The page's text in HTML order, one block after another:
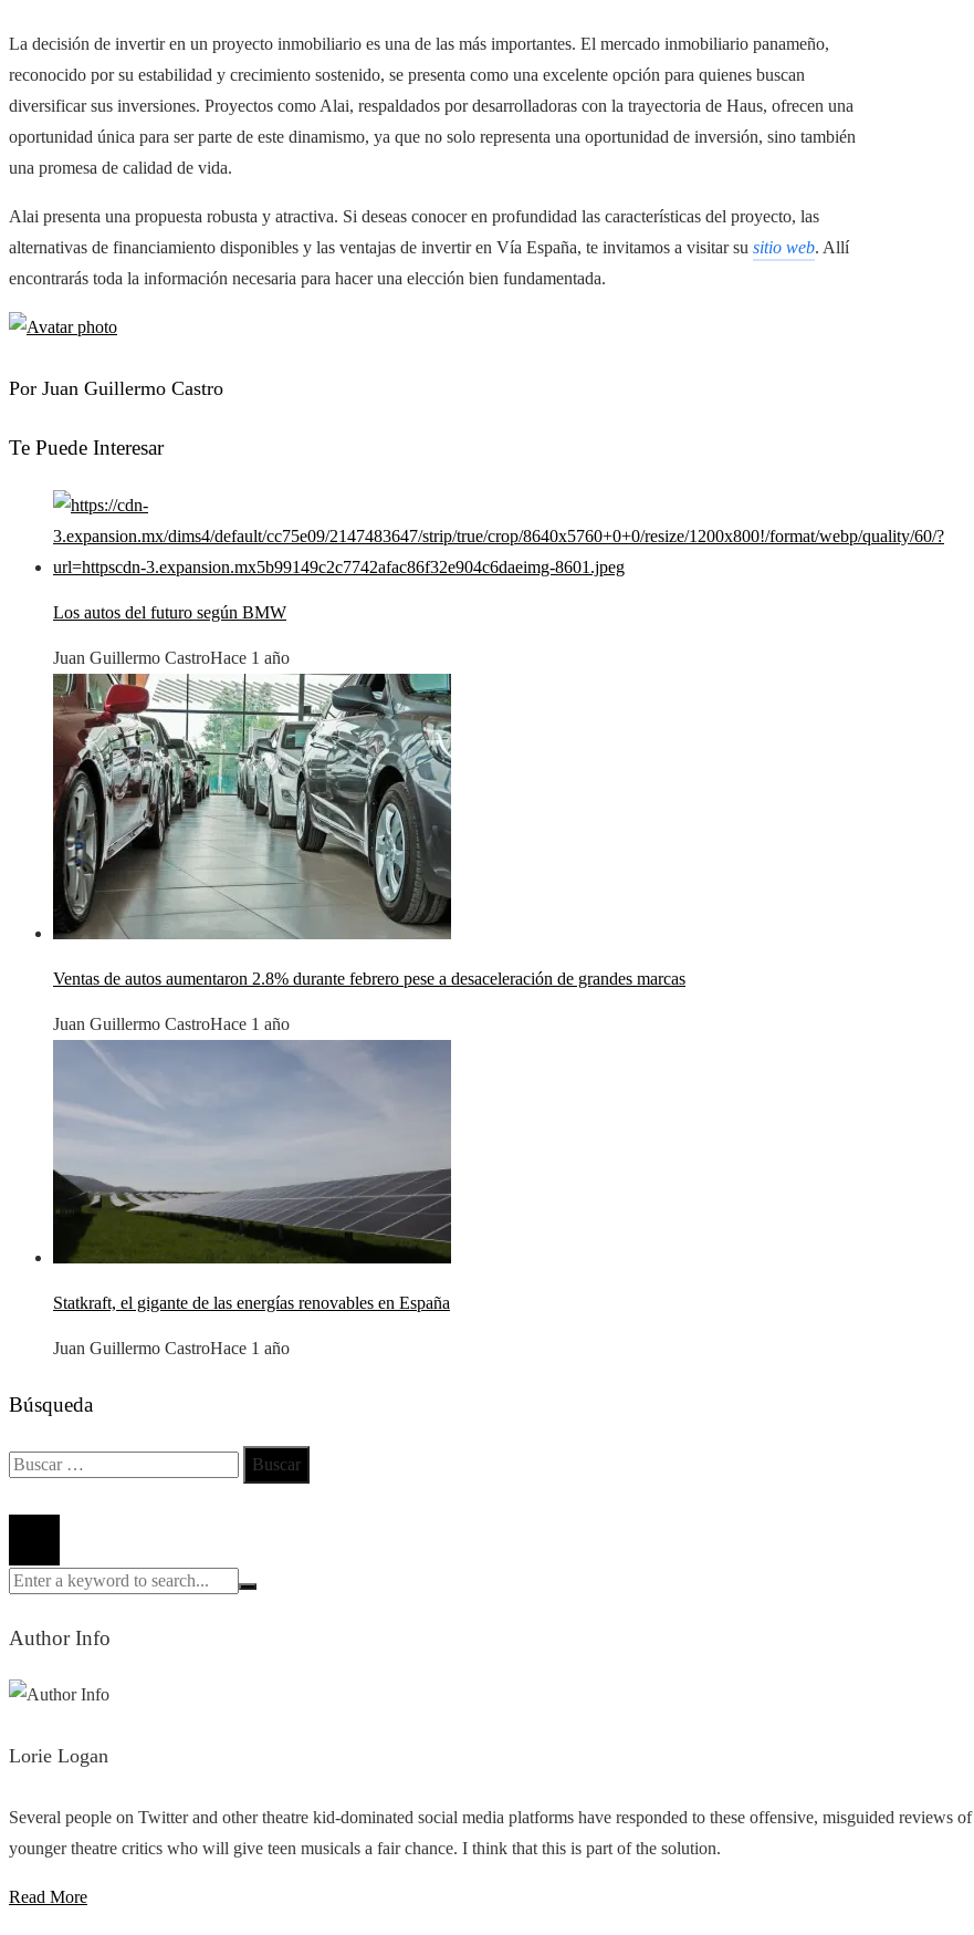
La decisión de invertir en un proyecto inmobiliario es una de las más importantes. El mercado inmobiliario panameño,
reconocido por su estabilidad y crecimiento sostenido, se presenta como una excelente opción para quienes buscan
diversificar sus inversiones. Proyectos como Alai, respaldados por desarrolladoras con la trayectoria de Haus, ofrecen una
oportunidad única para ser parte de este dinamismo, ya que no solo representa una oportunidad de inversión, sino también
una promesa de calidad de vida.
Alai presenta una propuesta robusta y atractiva. Si deseas conocer en profundidad las características del proyecto, las
alternativas de financiamiento disponibles y las ventajas de invertir en Vía España, te invitamos a visitar su sitio web. Allí
encontrarás toda la información necesaria para hacer una elección bien fundamentada.
Por Juan Guillermo Castro
Te Puede Interesar
Los autos del futuro según BMW
Juan Guillermo CastroHace 1 año
Ventas de autos aumentaron 2.8% durante febrero pese a desaceleración de grandes marcas
Juan Guillermo CastroHace 1 año
Statkraft, el gigante de las energías renovables en España
Juan Guillermo CastroHace 1 año
Búsqueda
Buscar:
Author Info
Lorie Logan
Several people on Twitter and other theatre kid-dominated social media platforms have responded to these offensive, misguided reviews of
younger theatre critics who will give teen musicals a fair chance. I think that this is part of the solution.
Read More